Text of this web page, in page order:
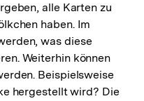
alle Karten zu
haben. Im
was diese
Weiterhin können
Beispielsweise
hergestellt wird? Die